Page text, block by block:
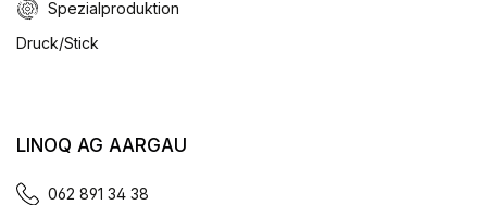
Spezialproduktion
Druck/Stick
LINOQ AG AARGAU
062 891 34 38